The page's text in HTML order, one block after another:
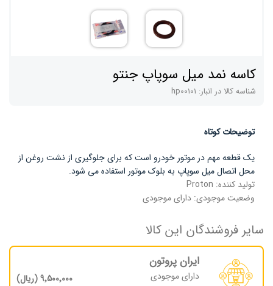
کاسه نمد میل سوپاپ جنتو
شناسه کالا در انبار: hp00101
توضیحات کوتاه
یک قطعه مهم در موتور خودرو است که برای جلوگیری از نشت روغن از
محل اتصال میل سوپاپ به بلوک موتور استفاده می شود.
تولید کننده: Proton
وضعیت موجودی: دارای موجودی
سایر فروشندگان این کالا
ایران پروتون
دارای موجودی 9٬500٬000 (ریال)